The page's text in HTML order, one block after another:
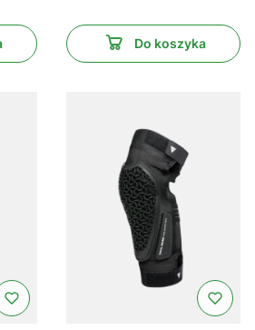
Do koszyka